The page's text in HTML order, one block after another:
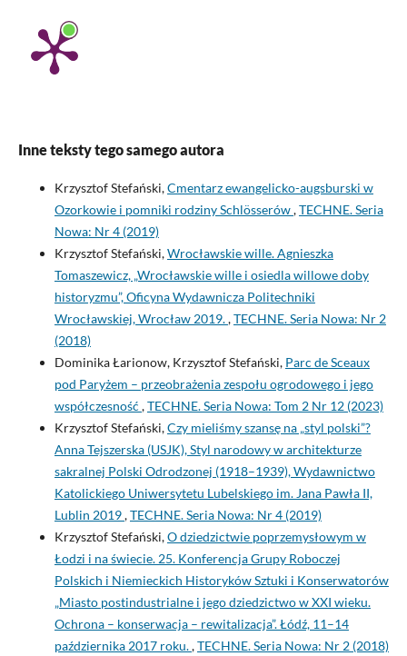
Inne teksty tego samego autora
Krzysztof Stefański,Cmentarz ewangelicko-augsburski w
Ozorkowie i pomniki rodziny Schlösserów,TECHNE. Seria
Nowa: Nr 4 (2019)
Krzysztof Stefański,Wrocławskie wille. Agnieszka
Tomaszewicz, „Wrocławskie wille i osiedla willowe doby
historyzmu”, Oficyna Wydawnicza Politechniki
Wrocławskiej, Wrocław 2019.,TECHNE. Seria Nowa: Nr 2
(2018)
Dominika Łarionow, Krzysztof Stefański, Parc de Sceaux
pod Paryżem – przeobrażenia zespołu ogrodowego i jego
współczesność ,TECHNE. Seria Nowa: Tom 2 Nr 12 (2023)
Krzysztof Stefański,Czy mieliśmy szansę na „styl polski”?
Anna Tejszerska (USJK), Styl narodowy w architekturze
sakralnej Polski Odrodzonej (1918–1939), Wydawnictwo
Katolickiego Uniwersytetu Lubelskiego im. Jana Pawła II,
Lublin 2019,TECHNE. Seria Nowa: Nr 4 (2019)
Krzysztof Stefański,O dziedzictwie poprzemysłowym w
Łodzi i na świecie. 25. Konferencja Grupy Roboczej
Polskich i Niemieckich Historyków Sztuki i Konserwatorów
„Miasto postindustrialne i jego dziedzictwo w XXI wieku.
Ochrona – konserwacja – rewitalizacja”. Łódź, 11–14
października 2017 roku.,TECHNE. Seria Nowa: Nr 2 (2018)